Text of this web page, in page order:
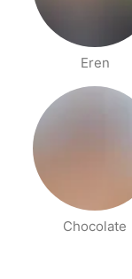
Eren
Chocolate